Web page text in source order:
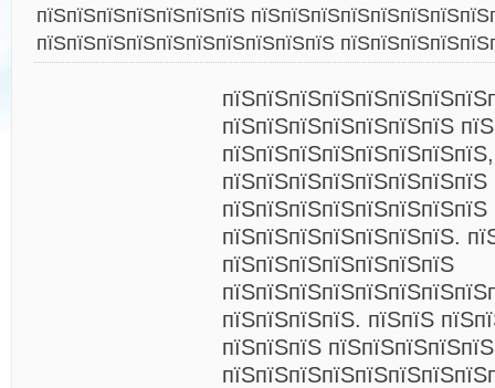
пїЅпїЅпїЅпїЅпїЅпїЅпїЅ
пїЅпїЅпїЅпїЅпїЅпїЅпїЅпїЅпїЅпїЅ
пїЅпїЅпїЅпїЅпїЅпїЅпїЅ
пїЅпїЅпїЅпїЅпїЅпїЅпїЅпїЅ
пїЅпїЅпїЅпїЅпїЅпїЅпїЅпїЅ
пїЅпїЅпїЅпїЅпїЅпїЅпїЅ.
пїЅпїЅпїЅпїЅпїЅпїЅпїЅ
пїЅпїЅпїЅпїЅ. пїЅпїЅ
пїЅпїЅпїЅ пїЅпїЅпїЅпїЅпїЅ